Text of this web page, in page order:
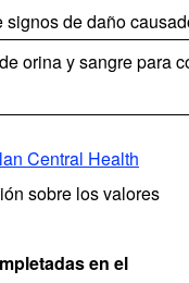
signos de daño
orina y sangre para
Central Health
sobre los valores
en el